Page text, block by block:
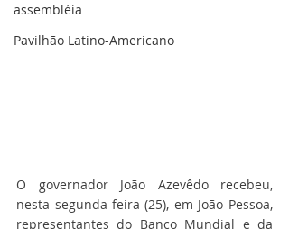
assembléia
Pavilhão Latino-Americano
O governador João Azevêdo recebeu,
nesta segunda-feira (25), em João Pessoa,
representantes do Banco Mundial e da